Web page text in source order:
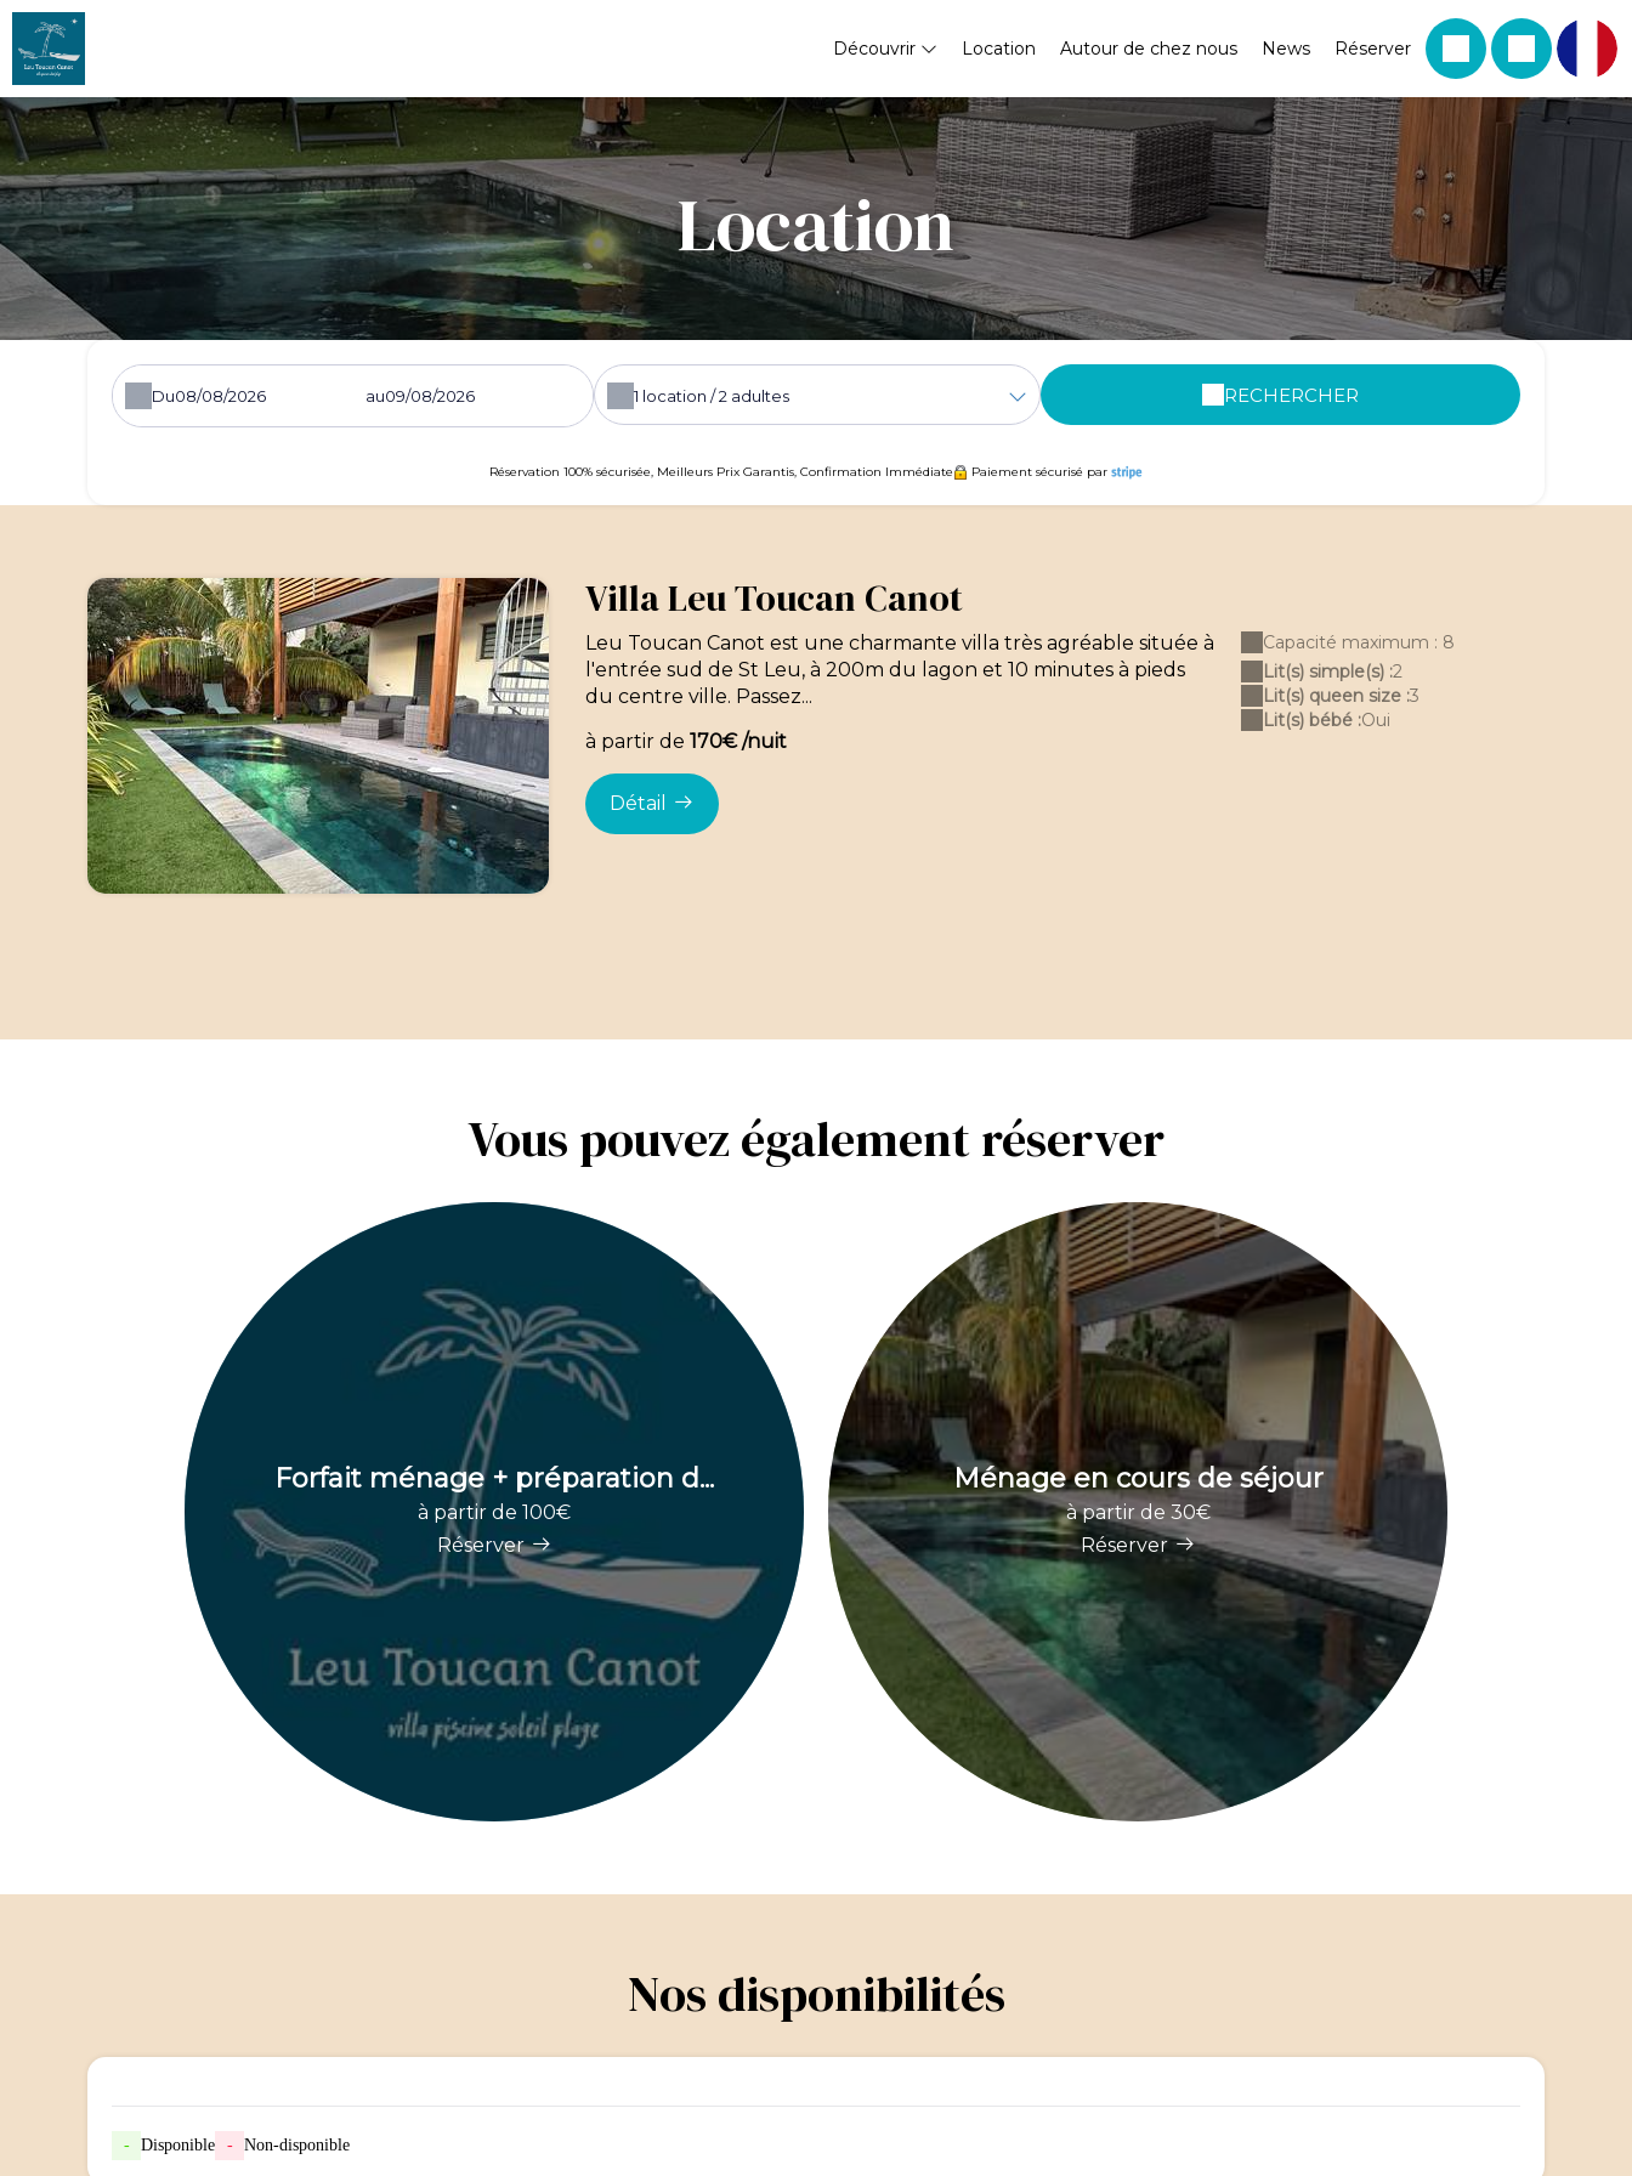
Découvrir Location Autour de chez nous News Réserver
Location
Du au 1 location /2 adultes RECHERCHER
Réservation 100% sécurisée, Meilleurs Prix Garantis, Confirmation Immédiate Paiement sécurisé par
Villa Leu Toucan Canot
Leu Toucan Canot est une charmante villa très agréable située à
l'entrée sud de St Leu, à 200m du lagon et 10 minutes à pieds
du centre ville. Passez...
à partir de 170€ /nuit
Détail
Capacité maximum : 8
Lit(s) simple(s) :2
Lit(s) queen size :3
Lit(s) bébé :Oui
Vous pouvez également réserver
Forfait ménage + préparation d...
à partir de 100€
Réserver
Ménage en cours de séjour
à partir de 30€
Réserver
Nos disponibilités
- Disponible - Non-disponible